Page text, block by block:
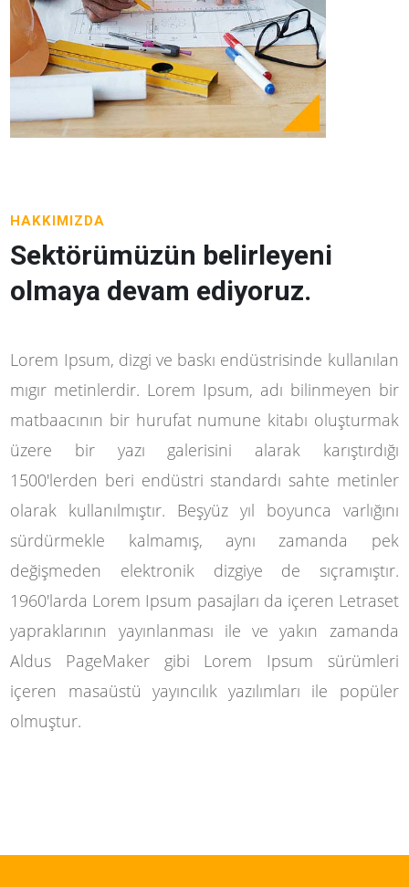
HAKKIMIZDA
Sektörümüzün belirleyeni
olmaya devam ediyoruz.
Lorem Ipsum, dizgi ve baskı endüstrisinde kullanılan
mıgır metinlerdir. Lorem Ipsum, adı bilinmeyen bir
matbaacının bir hurufat numune kitabı oluşturmak
üzere bir yazı galerisini alarak karıştırdığı
1500'lerden beri endüstri standardı sahte metinler
olarak kullanılmıştır. Beşyüz yıl boyunca varlığını
sürdürmekle kalmamış, aynı zamanda pek
değişmeden elektronik dizgiye de sıçramıştır.
1960'larda Lorem Ipsum pasajları da içeren Letraset
yapraklarının yayınlanması ile ve yakın zamanda
Aldus PageMaker gibi Lorem Ipsum sürümleri
içeren masaüstü yayıncılık yazılımları ile popüler
olmuştur.